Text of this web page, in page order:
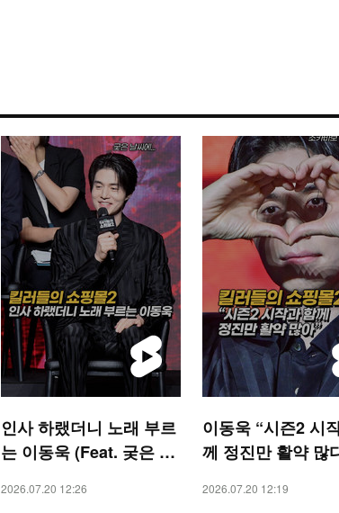
인사 하랬더니 노래 부르
는 이동욱 (Feat. 궂은 날
[O! STAR 숏폼]
2026.07.20 12:26
이동욱 “시즌2 시
께 정진만 활약 많
R 숏폼]
2026.07.20 12:19